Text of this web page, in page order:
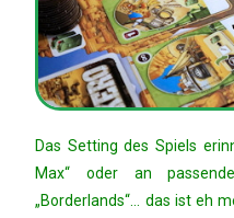
Das Setting des Spiels
Max“ oder an
„Borderlands“… das ist eh